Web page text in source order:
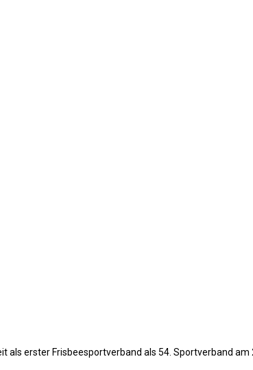
als erster Frisbeesportverband als 54. Sportverband